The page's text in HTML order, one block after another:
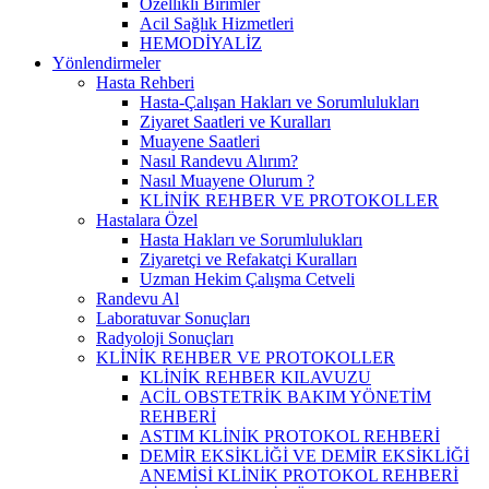
Acil Sağlık Hizmetleri
HEMODİYALİZ
Yönlendirmeler
Hasta Rehberi
Hasta-Çalışan Hakları ve Sorumlulukları
Ziyaret Saatleri ve Kuralları
Muayene Saatleri
Nasıl Randevu Alırım?
Nasıl Muayene Olurum ?
KLİNİK REHBER VE PROTOKOLLER
Hastalara Özel
Hasta Hakları ve Sorumlulukları
Ziyaretçi ve Refakatçi Kuralları
Uzman Hekim Çalışma Cetveli
Randevu Al
Laboratuvar Sonuçları
Radyoloji Sonuçları
KLİNİK REHBER VE PROTOKOLLER
KLİNİK REHBER KILAVUZU
ACİL OBSTETRİK BAKIM YÖNETİM
REHBERİ
ASTIM KLİNİK PROTOKOL REHBERİ
DEMİR EKSİKLİĞİ VE DEMİR EKSİKLİĞİ
ANEMİSİ KLİNİK PROTOKOL REHBERİ